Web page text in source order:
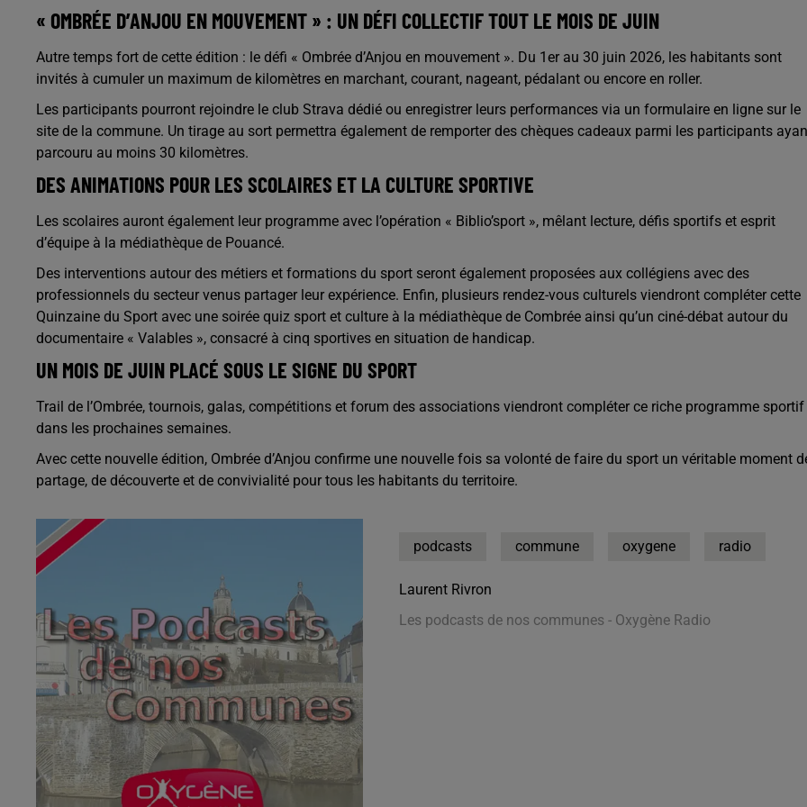
« OMBRÉE D’ANJOU EN MOUVEMENT » : UN DÉFI COLLECTIF TOUT LE MOIS DE JUIN
Autre temps fort de cette édition : le défi « Ombrée d’Anjou en mouvement ». Du 1er au 30 juin 2026, les habitants sont
invités à cumuler un maximum de kilomètres en marchant, courant, nageant, pédalant ou encore en roller.
Les participants pourront rejoindre le club Strava dédié ou enregistrer leurs performances via un formulaire en ligne sur le
site de la commune. Un tirage au sort permettra également de remporter des chèques cadeaux parmi les participants
parcouru au moins 30 kilomètres.
DES ANIMATIONS POUR LES SCOLAIRES ET LA CULTURE SPORTIVE
Les scolaires auront également leur programme avec l’opération « Biblio’sport », mêlant lecture, défis sportifs et esprit
d’équipe à la médiathèque de Pouancé.
Des interventions autour des métiers et formations du sport seront également proposées aux collégiens avec des
professionnels du secteur venus partager leur expérience. Enfin, plusieurs rendez-vous culturels viendront compléter cette
Quinzaine du Sport avec une soirée quiz sport et culture à la médiathèque de Combrée ainsi qu’un ciné-débat autour du
documentaire « Valables », consacré à cinq sportives en situation de handicap.
UN MOIS DE JUIN PLACÉ SOUS LE SIGNE DU SPORT
Trail de l’Ombrée, tournois, galas, compétitions et forum des associations viendront compléter ce riche programme sportif
dans les prochaines semaines.
Avec cette nouvelle édition, Ombrée d’Anjou confirme une nouvelle fois sa volonté de faire du sport un véritable moment
partage, de découverte et de convivialité pour tous les habitants du territoire.
podcasts commune oxygene radio
Laurent Rivron
Les podcasts de nos communes - Oxygène Radio